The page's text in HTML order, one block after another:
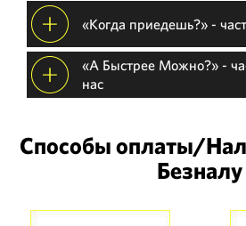
«Когда приедешь?» -
«А Быстрее Можно?» -
нас
Способы оплаты/
Безналу